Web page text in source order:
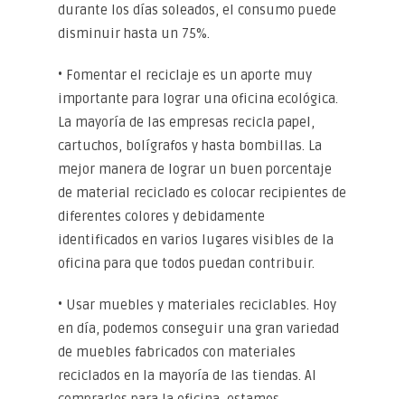
durante los días soleados, el consumo puede
disminuir hasta un 75%.
• Fomentar el reciclaje es un aporte muy
importante para lograr una oficina ecológica.
La mayoría de las empresas recicla papel,
cartuchos, bolígrafos y hasta bombillas. La
mejor manera de lograr un buen porcentaje
de material reciclado es colocar recipientes de
diferentes colores y debidamente
identificados en varios lugares visibles de la
oficina para que todos puedan contribuir.
• Usar muebles y materiales reciclables. Hoy
en día, podemos conseguir una gran variedad
de muebles fabricados con materiales
reciclados en la mayoría de las tiendas. Al